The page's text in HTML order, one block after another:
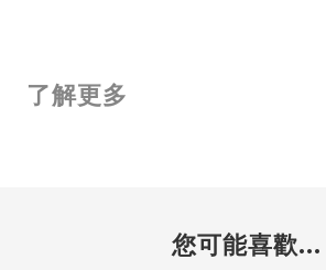
了解更多
您可能喜歡...